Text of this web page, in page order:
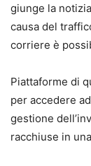
giunge la
causa del
corriere è
Piattaforme di
per accedere
gestione
racchiuse in